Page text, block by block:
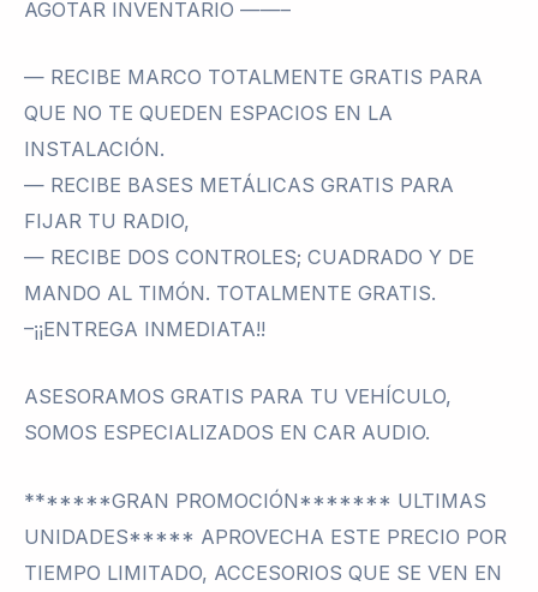
AGOTAR INVENTARIO ——–
— RECIBE MARCO TOTALMENTE GRATIS PARA
QUE NO TE QUEDEN ESPACIOS EN LA
INSTALACIÓN.
— RECIBE BASES METÁLICAS GRATIS PARA
FIJAR TU RADIO,
— RECIBE DOS CONTROLES; CUADRADO Y DE
MANDO AL TIMÓN. TOTALMENTE GRATIS.
–¡¡ENTREGA INMEDIATA!!
ASESORAMOS GRATIS PARA TU VEHÍCULO,
SOMOS ESPECIALIZADOS EN CAR AUDIO.
*******GRAN PROMOCIÓN******* ULTIMAS
UNIDADES***** APROVECHA ESTE PRECIO POR
TIEMPO LIMITADO, ACCESORIOS QUE SE VEN EN